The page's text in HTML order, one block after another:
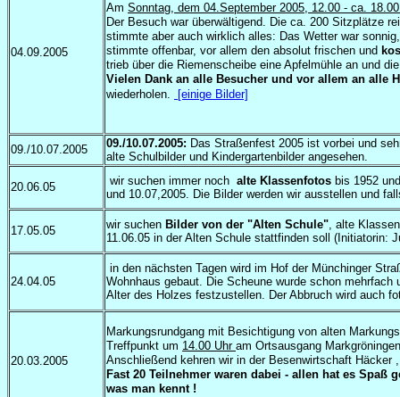
04.09.2005
Am Sonntag, dem 04.September 2005, 12.00 - ca.
Der Besuch war überwältigend. Die ca. 200 Sitzplätze
stimmte aber auch wirklich alles: Das Wetter war
stimmte offenbar, vor allem den absolut frischen und
trieb über die Riemenscheibe eine Apfelmühle an und
Vielen Dank an alle Besucher und vor allem an alle
wiederholen.
[einige Bilder]
09./10.07.2005 09./10.07.2005: Das Straßenfest 2005 ist vorbei und
alte Schulbilder und Kindergartenbilder angesehen.
20.06.05 wir suchen immer noch alte Klassenfotos bis 1952
und 10.07,2005. Die Bilder werden wir ausstellen und
17.05.05 wir suchen Bilder von der "Alten Schule", alte
11.06.05 in der Alten Schule stattfinden soll (Initiatorin:
24.04.05
in den nächsten Tagen wird im Hof der Münchinger
Wohnhaus gebaut. Die Scheune wurde schon
Alter des Holzes festzustellen. Der Abbruch wird auch
20.03.2005
Markungsrundgang mit Besichtigung von alten
Treffpunkt um 14.00 Uhr am Ortsausgang
Anschließend kehren wir in der Besenwirtschaft Häcker
Fast 20 Teilnehmer waren dabei - allen hat es
was man kennt !